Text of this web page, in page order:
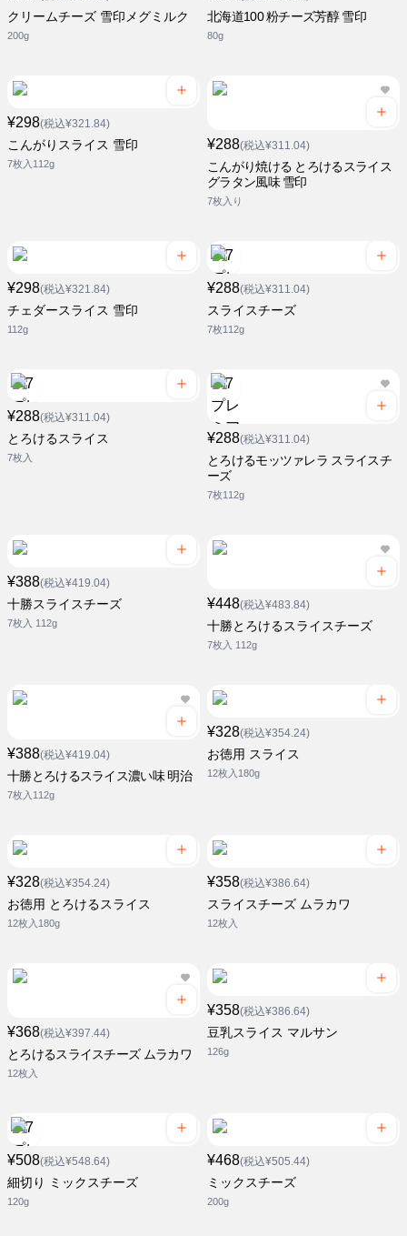
クリームチーズ 雪印メグミルク
200g
北海道100 粉チーズ芳醇 雪印
80g
¥298(税込¥321.84)
こんがりスライス 雪印
7枚入112g
¥288(税込¥311.04)
こんがり焼ける とろけるスライス
グラタン風味 雪印
7枚入り
¥298(税込¥321.84)
チェダースライス 雪印
112g
¥288(税込¥311.04)
スライスチーズ
7枚112g
¥288(税込¥311.04)
とろけるスライス
7枚入
¥288(税込¥311.04)
とろけるモッツァレラ スライスチ
ーズ
7枚112g
¥388(税込¥419.04)
十勝スライスチーズ
7枚入 112g
¥448(税込¥483.84)
十勝とろけるスライスチーズ
7枚入 112g
¥388(税込¥419.04)
十勝とろけるスライス濃い味 明治
7枚入112g
¥328(税込¥354.24)
お徳用 スライス
12枚入180g
¥328(税込¥354.24)
お徳用 とろけるスライス
12枚入180g
¥358(税込¥386.64)
スライスチーズ ムラカワ
12枚入
¥368(税込¥397.44)
とろけるスライスチーズ ムラカワ
12枚入
¥358(税込¥386.64)
豆乳スライス マルサン
126g
¥508(税込¥548.64)
細切り ミックスチーズ
120g
¥468(税込¥505.44)
ミックスチーズ
200g